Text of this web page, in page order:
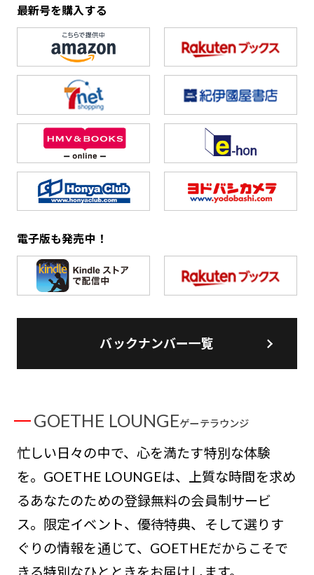
最新号を購入する
電子版も発売中！
バックナンバー一覧
GOETHE LOUNGEゲーテラウンジ
忙しい日々の中で、心を満たす特別な体験
を。GOETHE LOUNGEは、上質な時間を求め
るあなたのための登録無料の会員制サービ
ス。限定イベント、優待特典、そして選りす
ぐりの情報を通じて、GOETHEだからこそで
きる特別なひとときをお届けします。